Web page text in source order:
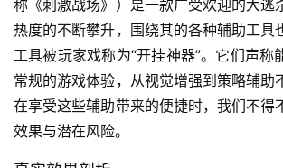
称《刺激战场》）是一款广受欢迎的大逃
热度的不断攀升，围绕其的各种辅助工具
工具被玩家戏称为“开挂神器”。它们声称
常规的游戏体验，从视觉增强到策略辅助
在享受这些辅助带来的便捷时，我们不得
效果与潜在风险。